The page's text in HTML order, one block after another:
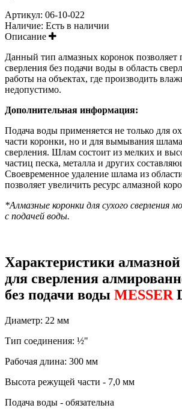
Артикул: 06-10-022
Наличие: Есть в наличии
Описание
Данный тип алмазных коронок позволяет
сверления без подачи воды в область
работы на объектах, где производить
недопустимо.
Дополнительная информация:
Подача воды применяется не только для
части коронки, но и для вымывания шлама
сверления. Шлам состоит из мелких и
частиц песка, металла и других
Своевременное удаление шлама из
позволяет увеличить ресурс алмазной
*Алмазные коронки для сухого сверления
с подачей воды.
Характеристики
для сверления
без подачи воды MESSER
Диаметр: 22 мм
Тип соединения: ½"
Рабочая длина: 300 мм
Высота режущей части - 7,0 мм
Подача воды - обязательна